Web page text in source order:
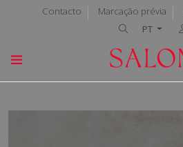
Contacto Marcação prévia
PT